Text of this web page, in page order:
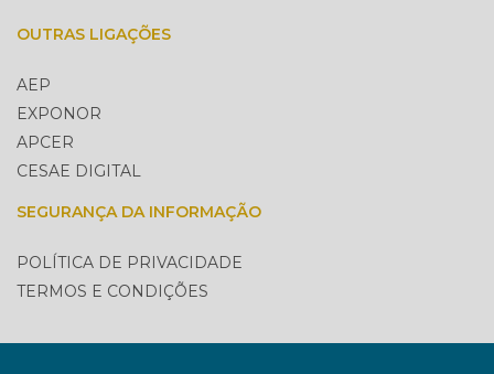
OUTRAS LIGAÇÕES
AEP
EXPONOR
APCER
CESAE DIGITAL
SEGURANÇA DA INFORMAÇÃO
POLÍTICA DE PRIVACIDADE
TERMOS E CONDIÇÕES